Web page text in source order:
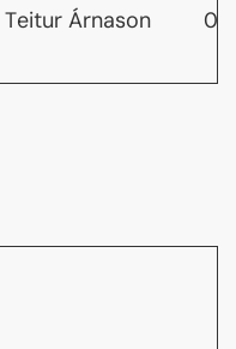
Teitur Árnason